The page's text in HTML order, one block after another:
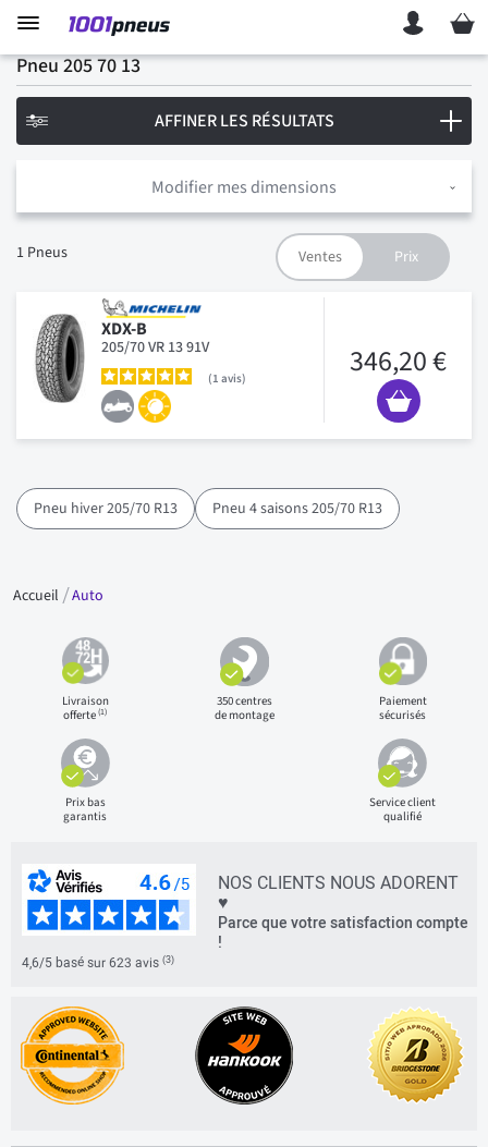
Mon
Pneu 205 70 13
Modifier mes dimensions
1 Pneus
XDX-B
205/70 VR 13 91V
1 avis 346,20 €
AFFINER LES RÉSULTATS
Pneu hiver 205/70 R13 Pneu 4 saisons 205/70 R13
Accueil Auto
Livraison
offerte(1)
350 centres
de montage
Paiement
sécurisés
Prix bas
garantis
Service client
qualifié
NOS CLIENTS NOUS ADORENT
♥
Parce que votre satisfaction compte
!
4,6/5 basé sur 623 avis (3)